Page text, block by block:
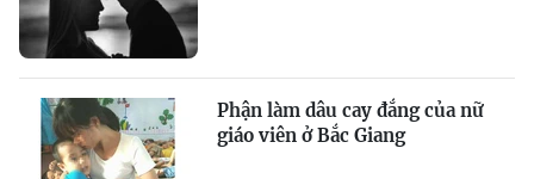
Phận làm dâu cay đắng của nữ
giáo viên ở Bắc Giang